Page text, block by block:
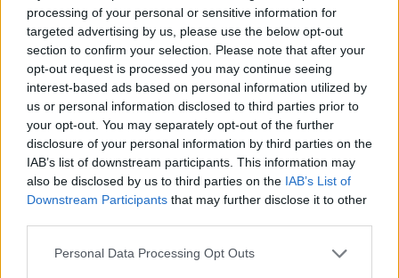
processing of your personal or sensitive information for
targeted advertising by us, please use the below opt-out
section to confirm your selection. Please note that after your
opt-out request is processed you may continue seeing
interest-based ads based on personal information utilized by
us or personal information disclosed to third parties prior to
your opt-out. You may separately opt-out of the further
disclosure of your personal information by third parties on the
IAB’s list of downstream participants. This information may
also be disclosed by us to third parties on the IAB’s List of
Downstream Participants that may further disclose it to other
Personal Data Processing Opt Outs
como Yebo o Van Beck sostuvo a los visitantes en los
momentos de mayor presión del equipo blanco, que no
logró despegarse en el marcador.
El tercer cuarto mantuvo el mismo guion, con
alternancias constantes y un intercambio de triples que
encendió el Palacio. El Madrid llegó a estirarse
ligeramente, pero Tenerife volvió a responder con
carácter y acierto exterior, manteniendo el choque en
un margen mínimo antes del desenlace.